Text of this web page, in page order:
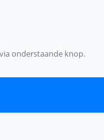
onderstaande knop.